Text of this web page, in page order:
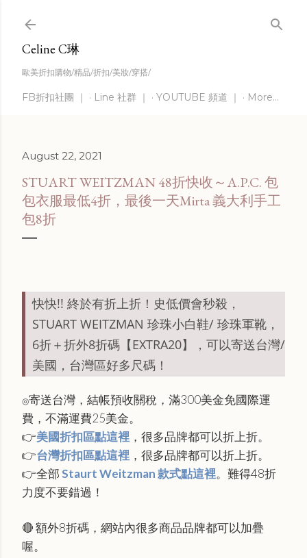
Celine C琳
歐美折扣購物/精品/折扣/美妝/穿搭/
FB折扣社團 ｜ Line 社群 ｜ YOUTUBE 頻道 ｜ More…
August 22, 2021
STUART WEITZMAN 48折快收～A.P.C. 包
包衣服最低4折，最後一天Mirta 義大利手工
包8折
快快!! 終於有折上折！史低價會秒殺，
STUART WEITZMAN 珍珠小白鞋/ 珍珠軍靴，
6折＋折外8折碼【EXTRA20】，可以寄送台灣/
美國，台灣區好多尺碼！
◎寄送台灣，結帳預收關稅，滿300美金免國際運
費，不滿運費25美金。
👉美國折扣區點這裡 ，很多品牌都可以折上折。
👉台灣折扣區點這裡 ，很多品牌都可以折上折。
👉全部Staurt Weitzman 款式點這裡。難得48折
力度不要錯過！
🔴 額外8折碼，網站內很多商品品牌都可以加疊
喔。